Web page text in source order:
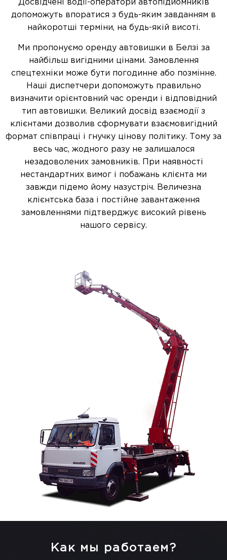
Досвідчені водії-оператори автопідйомників
допоможуть впоратися з будь-яким завданням в
найкоротші терміни, на будь-якій висоті.
Ми пропонуємо оренду автовишки в Белзі за
найбільш вигідними цінами. Замовлення
спецтехніки може бути погодинне або позмінне.
Наші диспетчери допоможуть правильно
визначити орієнтовний час оренди і відповідний
тип автовишки. Великий досвід взаємодії з
клієнтами дозволив сформувати взаємовигідний
формат співпраці і гнучку цінову політику. Тому за
весь час, жодного разу не залишалося
незадоволених замовників. При наявності
нестандартних вимог і побажань клієнта ми
завжди підемо йому назустріч. Величезна
клієнтська база і постійне завантаження
замовленнями підтверджує високий рівень
нашого сервісу.
Как мы работаем?